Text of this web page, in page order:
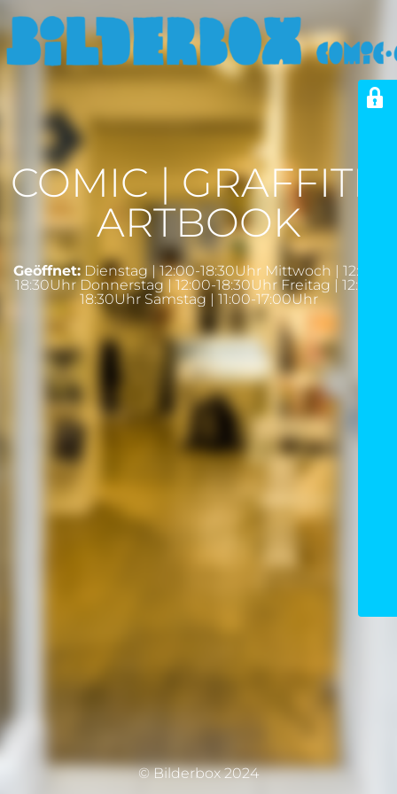
COMIC | GRAFFITI |
ARTBOOK
Geöffnet: Dienstag | 12:00-18:30Uhr Mittwoch | 12:00-
18:30Uhr Donnerstag | 12:00-18:30Uhr Freitag | 12:00-
18:30Uhr Samstag | 11:00-17:00Uhr
© Bilderbox 2024